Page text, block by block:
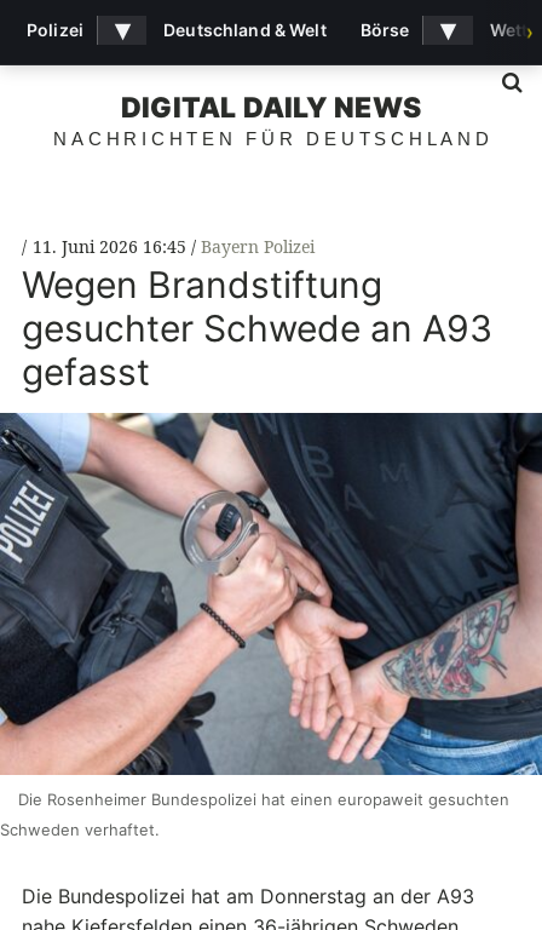
DIGITAL DAILY NEWS
NACHRICHTEN FÜR DEUTSCHLAND
11. Juni 2026 16:45 Bayern Polizei
Wegen Brandstiftung
gesuchter Schwede an A93
gefasst
Die Rosenheimer Bundespolizei hat einen europaweit gesuchten
Schweden verhaftet.
Die Bundespolizei hat am Donnerstag an der A93
Polizei ▾ Deutschland & Welt Börse ▾ ›